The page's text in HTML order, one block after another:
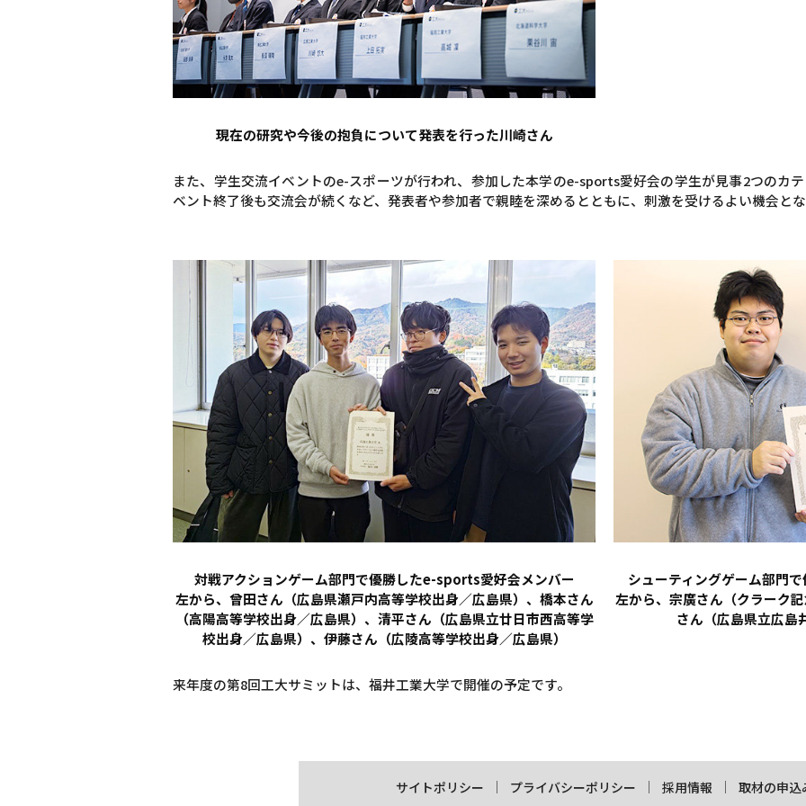
現在の研究や今後の抱負について発表を行った川崎さん
また、学生交流イベントのe-スポーツが行われ、参加した本学のe-sports愛好会の学生が見事2つのカ
ベント終了後も交流会が続くなど、発表者や参加者で親睦を深めるとともに、刺激を受けるよい機会と
対戦アクションゲーム部門で優勝したe-sports愛好会メンバー
左から、曾田さん（広島県瀬戸内高等学校出身／広島県）、橋本さん
（高陽高等学校出身／広島県）、清平さん（広島県立廿日市西高等学
校出身／広島県）、伊藤さん（広陵高等学校出身／広島県）
シューティングゲーム部門
左から、宗廣さん（クラーク
さん（広島県立広島
来年度の第8回工大サミットは、福井工業大学で開催の予定です。
サイトポリシー プライバシーポリシー 採用情報 取材の申込